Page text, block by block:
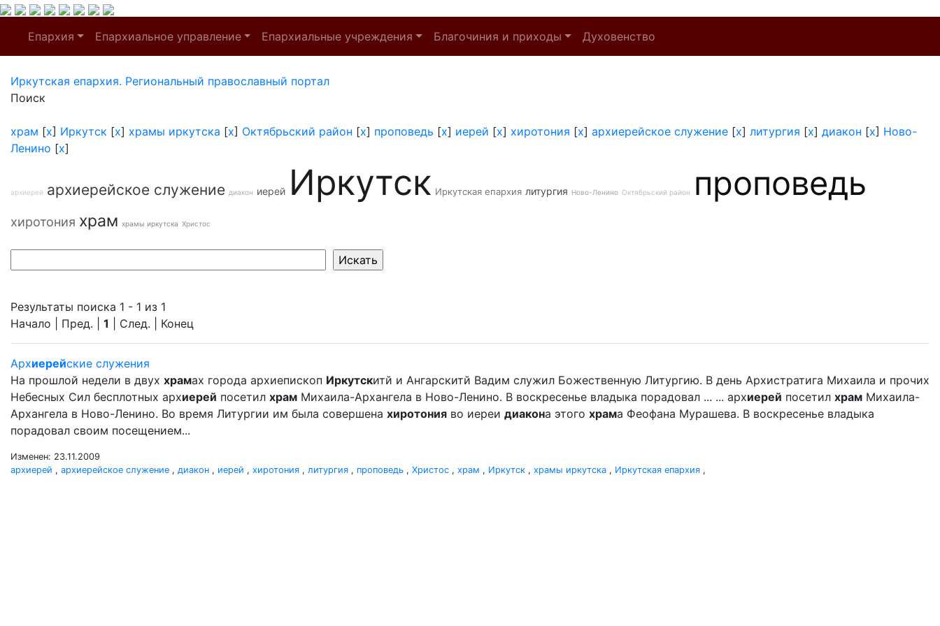
Епархия Епархиальное управление Епархиальные учреждения Благочиния и приходы Духовенство
Иркутская епархия. Региональный православный портал
Поиск
храм [x] Иркутск [x] храмы иркутска [x] Октябрьский район [x] проповедь [x] иерей [x] хиротония [x] архиерейское служение [x] литургия [x] диакон [x] Ново-
Ленино [x]
архиерей архиерейское служение диакон иерей Иркутск Иркутская епархия литургия Ново-Ленино Октябрьский район проповедь
хиротония храм храмы иркутска Христос
Результаты поиска 1 - 1 из 1
Начало | Пред. | 1 | След. | Конец
Архиерейские служения
На прошлой недели в двух храмах города архиепископ Иркутскитй и Ангарскитй Вадим служил Божественную Литургию. В день Архистратига Михаила и прочих
Небесных Сил бесплотных архиерей посетил храм Михаила-Архангела в Ново-Ленино. В воскресенье владыка порадовал ... ... архиерей посетил храм Михаила-
Архангела в Ново-Ленино. Во время Литургии им была совершена хиротония во иереи диакона этого храма Феофана Мурашева. В воскресенье владыка
порадовал своим посещением...
Изменен: 23.11.2009
архиерей , архиерейское служение , диакон , иерей , хиротония , литургия , проповедь , Христос , храм , Иркутск , храмы иркутска , Иркутская епархия ,